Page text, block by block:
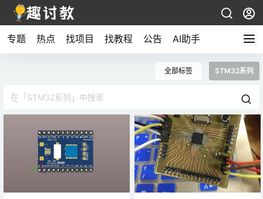
专题 热点 找项目 找教程 公告 AI助手
全部标签 STM32系列